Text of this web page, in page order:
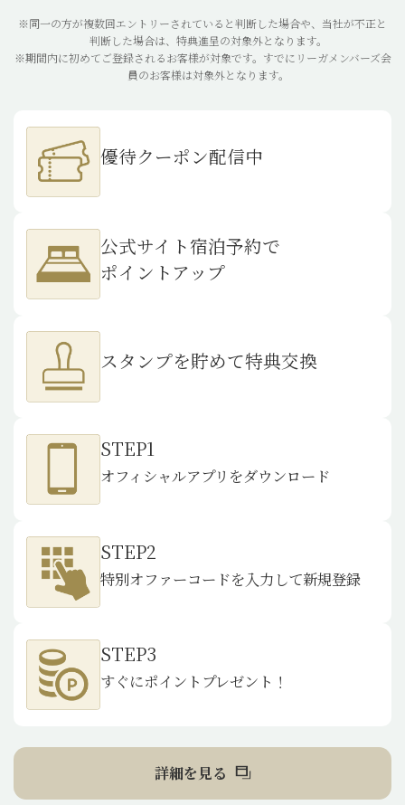
詳細を閉じる ―
※同一の方が複数回エントリーされていると判断した場合や、当社が不正と
判断した場合は、特典進呈の対象外となります。
※期間内に初めてご登録されるお客様が対象です。すでにリーガメンバーズ会
員のお客様は対象外となります。
優待クーポン配信中
公式サイト宿泊予約で
ポイントアップ
スタンプを貯めて特典交換
STEP1
オフィシャルアプリをダウンロード
STEP2
特別オファーコードを入力して新規登録
STEP3
すぐにポイントプレゼント！
詳細を見る